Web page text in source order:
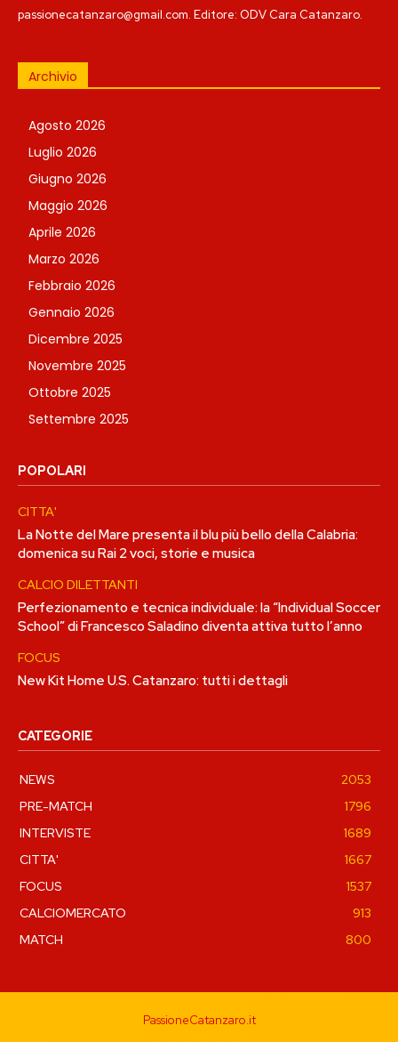
passionecatanzaro@gmail.com. Editore: ODV Cara Catanzaro.
Archivio
Agosto 2026
Luglio 2026
Giugno 2026
Maggio 2026
Aprile 2026
Marzo 2026
Febbraio 2026
Gennaio 2026
Dicembre 2025
Novembre 2025
Ottobre 2025
Settembre 2025
POPOLARI
CITTA'
La Notte del Mare presenta il blu più bello della Calabria:
domenica su Rai 2 voci, storie e musica
CALCIO DILETTANTI
Perfezionamento e tecnica individuale: la “Individual Soccer
School” di Francesco Saladino diventa attiva tutto l’anno
FOCUS
New Kit Home U.S. Catanzaro: tutti i dettagli
CATEGORIE
NEWS
2053
PRE-MATCH
1796
INTERVISTE
1689
CITTA'
1667
FOCUS
1537
CALCIOMERCATO
913
MATCH
800
PassioneCatanzaro.it